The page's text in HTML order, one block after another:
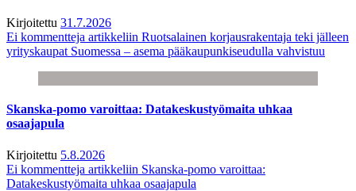
Kirjoitettu 31.7.2026
Ei kommentteja artikkeliin Ruotsalainen korjausrakentaja teki jälleen
yrityskaupat Suomessa – asema pääkaupunkiseudulla vahvistuu
Skanska-pomo varoittaa: Datakeskustyömaita uhkaa
osaajapula
Kirjoitettu 5.8.2026
Ei kommentteja artikkeliin Skanska-pomo varoittaa:
Datakeskustyömaita uhkaa osaajapula